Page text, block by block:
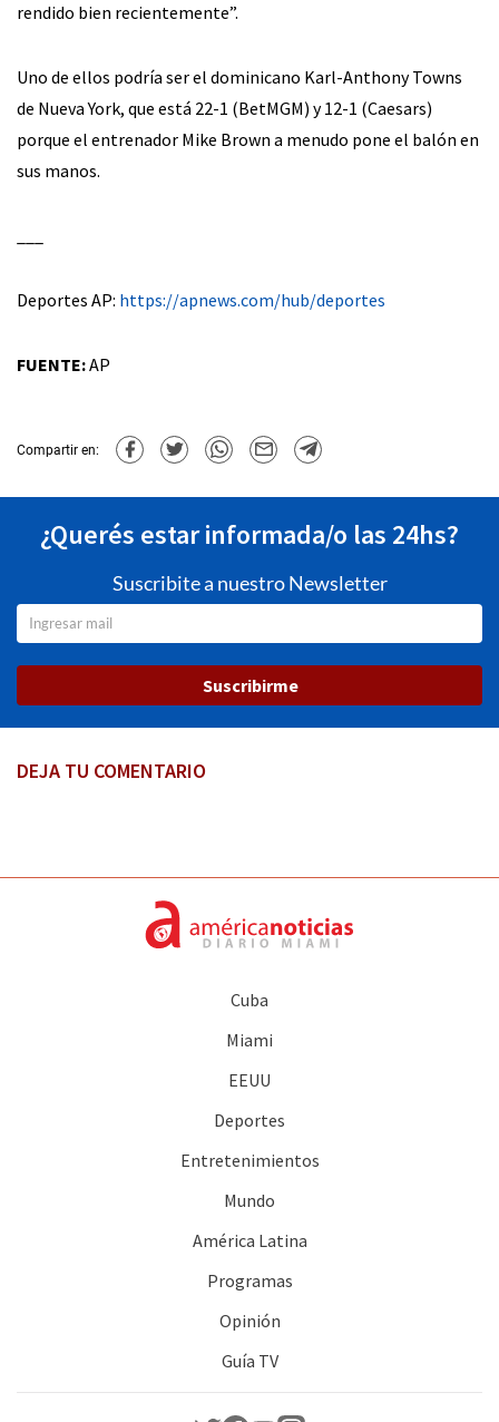
rendido bien recientemente”.
Uno de ellos podría ser el dominicano Karl-Anthony Towns
de Nueva York, que está 22-1 (BetMGM) y 12-1 (Caesars)
porque el entrenador Mike Brown a menudo pone el balón en
sus manos.
Deportes AP: https://apnews.com/hub/deportes
FUENTE:AP
Compartir en:
¿Querés estar informada/o las 24hs?
Suscribite a nuestro Newsletter
Suscribirme
DEJA TU COMENTARIO
Cuba
Miami
EEUU
Deportes
Entretenimientos
Mundo
América Latina
Programas
Opinión
Guía TV